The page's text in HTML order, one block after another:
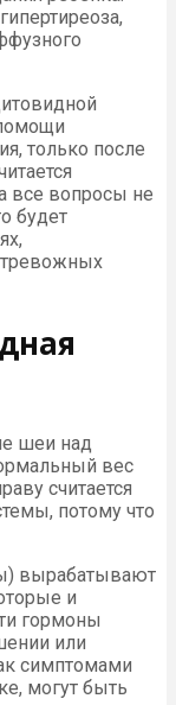
только после
все вопросы не
будет
тревожных
шеи над
вес
считается
потому что
вырабатывают
и
гормоны
или
симптомами
могут быть